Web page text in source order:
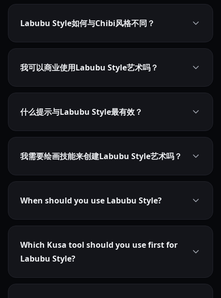
Labubu Style如何与Chibi风格不同？
我可以商业使用Labubu Style艺术吗？
什么提示与Labubu Style最有效？
我需要绘画技能来创建Labubu Style艺术吗？
When should you use Labubu Style?
Which Kusa tool should you use first for
Labubu Style?